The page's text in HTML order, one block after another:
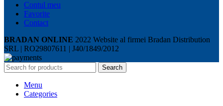
Contul meu
Favorite
Contact
BRADAN ONLINE 2022 Website al firmei Bradan Distribution
SRL | RO29807611 | J40/1849/2012
Search
Menu
Categories